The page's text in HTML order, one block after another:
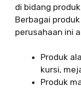
di bidang
Berbagai
perusahaan ini
Produk
kursi,
Produk